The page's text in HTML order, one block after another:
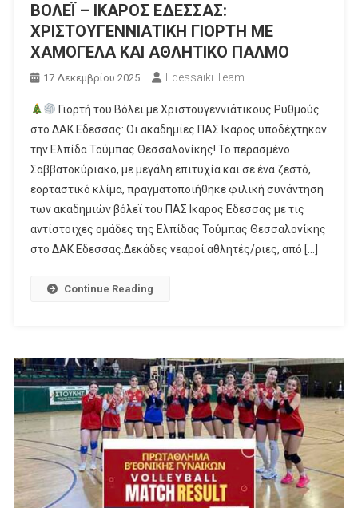
ΒΟΛΕΪ – ΙΚΑΡΟΣ ΕΔΕΣΣΑΣ:
ΧΡΙΣΤΟΥΓΕΝΝΙΑΤΙΚΗ ΓΙΟΡΤΗ ΜΕ
ΧΑΜΟΓΕΛΑ ΚΑΙ ΑΘΛΗΤΙΚΟ ΠΑΛΜΟ
17 Δεκεμβρίου 2025 Edessaiki Team
Γιορτή του Βόλεϊ με Χριστουγεννιάτικους Ρυθμούς
στο ΔΑΚ Εδεσσας: Οι ακαδημίες ΠΑΣ Ικαρος υποδέχτηκαν
την Ελπίδα Τούμπας Θεσσαλονίκης! Το περασμένο
Σαββατοκύριακο, με μεγάλη επιτυχία και σε ένα ζεστό,
εορταστικό κλίμα, πραγματοποιήθηκε φιλική συνάντηση
των ακαδημιών βόλεϊ του ΠΑΣ Ικαρος Εδεσσας με τις
αντίστοιχες ομάδες της Ελπίδας Τούμπας Θεσσαλονίκης
στο ΔΑΚ Εδεσσας.Δεκάδες νεαροί αθλητές/ριες, από […]
Continue Reading